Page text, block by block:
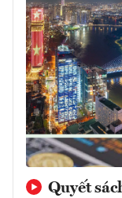
Quyết